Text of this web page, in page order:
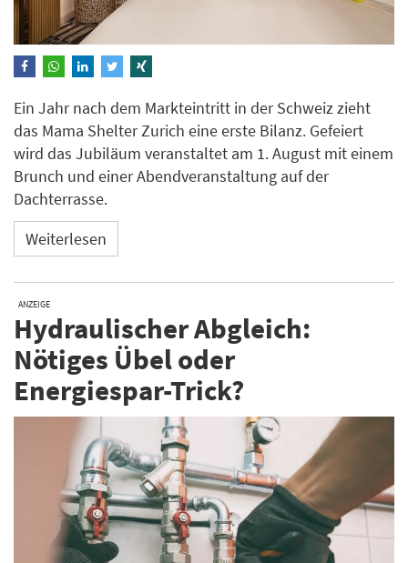
Ein Jahr nach dem Markteintritt in der Schweiz zieht
das Mama Shelter Zurich eine erste Bilanz. Gefeiert
wird das Jubiläum veranstaltet am 1. August mit einem
Brunch und einer Abendveranstaltung auf der
Dachterrasse.
Weiterlesen
ANZEIGE
Hydraulischer Abgleich:
Nötiges Übel oder
Energiespar-Trick?